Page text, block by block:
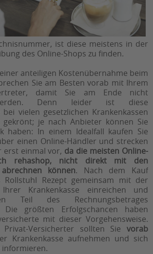
ist diese meistens in der
des Online-Shops zu finden.
anteiligen Kostenübernahme beim
Sie am Besten vorab mit Ihrem
damit Sie am Ende nicht
Denn leider ist diese
bei vielen gesetzlichen Krankenkassen
je nach Anbieter können Sie
haben: In einem Idealfall kaufen Sie
einen Online-Händler und strecken
erst einmal vor, da die meisten Online-
rehashop, nicht direkt mit den
können. Nach dem Kauf
Rollstuhl Rezept gemeinsam mit der
Krankenkasse einreichen und
Teil des Rechnungsbetrages
Die größten Erfolgschancen haben
mit dieser Vorgehensweise.
Versicherter sollten Sie vorab
Krankenkasse aufnehmen und sich
informieren.